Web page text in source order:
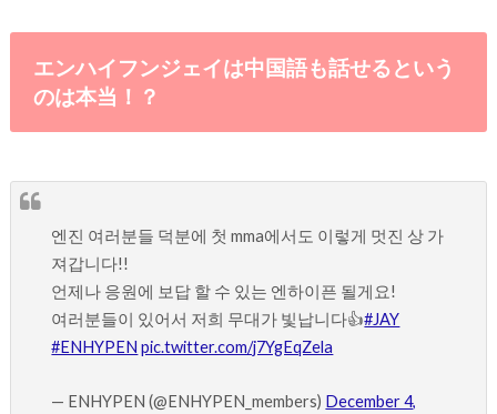
エンハイフンジェイは中国語も話せるという
のは本当！？
엔진 여러분들 덕분에 첫 mma에서도 이렇게 멋진 상 가
져갑니다!!
언제나 응원에 보답 할 수 있는 엔하이픈 될게요!
여러분들이 있어서 저희 무대가 빛납니다👍#JAY
#ENHYPEN pic.twitter.com/j7YgEqZela
— ENHYPEN (@ENHYPEN_members) December 4,